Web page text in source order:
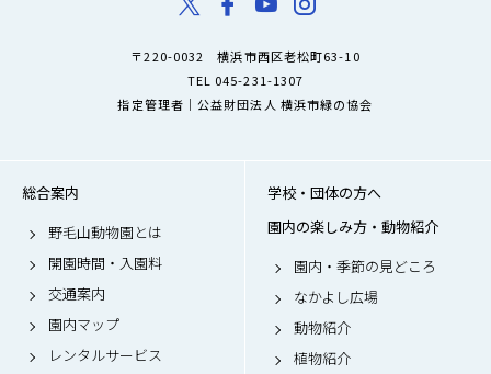
〒220-0032 横浜市西区老松町63-10
TEL 045-231-1307
指定管理者｜公益財団法人 横浜市緑の協会
総合案内
野毛山動物園とは
開園時間・入園料
交通案内
園内マップ
レンタルサービス
学校・団体の方へ
園内の楽しみ方・動物紹介
園内・季節の見どころ
なかよし広場
動物紹介
植物紹介